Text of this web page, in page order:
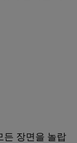
든 장면을 놀랍